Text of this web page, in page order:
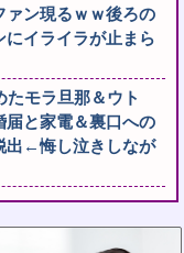
ァン現るｗｗ後ろの
にイライラが止まら
たモラ旦那＆ウト
届と家電＆裏口への
出←悔し泣きしなが